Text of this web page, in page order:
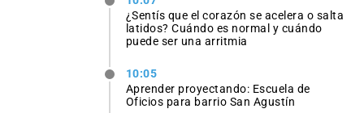
¿Sentís que el corazón se acelera o salta
latidos? Cuándo es normal y cuándo
puede ser una arritmia
10:05
Aprender proyectando: Escuela de
Oficios para barrio San Agustín